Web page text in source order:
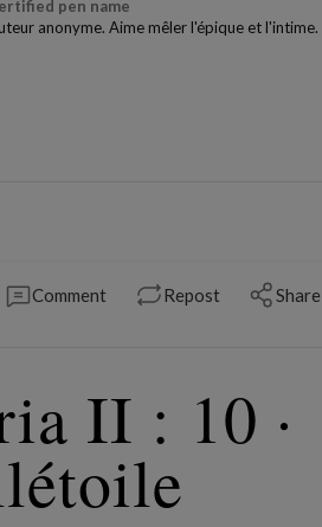
anonyme. Aime mêler l'épique et l'intime.
Comment Repost Share
II : 10 ·